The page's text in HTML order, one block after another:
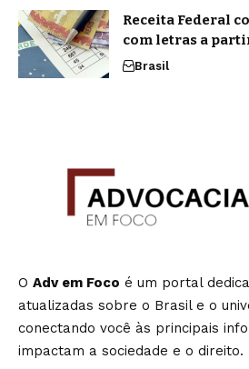
Receita Federal
com letras a
Brasil
O Adv em Foco é um portal
atualizadas sobre o Brasil e o
conectando você às principais
impactam a sociedade e o direito.